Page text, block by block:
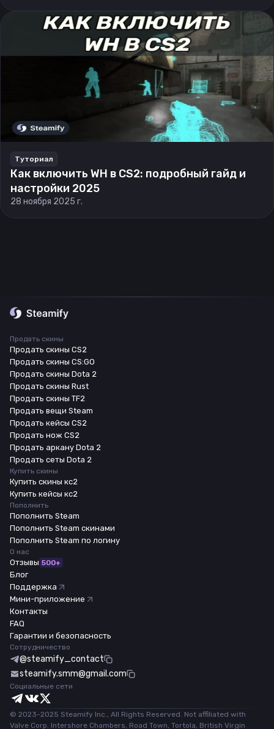
Туториал
Как включить WH в CS2: подробный гайд и
настройки 2025
28 ноября 2025 г.
Продать скины
Продать скины CS2
Продать скины CS:GO
Продать скины Dota 2
Продать скины Rust
Продать скины TF2
Продать вещи Steam
Продать кейсы CS2
Продать нож CS2
Продать аркану Dota 2
Продать сеты Dota 2
Купить скины
Купить скины кс2
Купить кейсы кс2
Пополнить
Пополнить Steam
Пополнить Steam скинами
Пополнить Steam по логину
О нас
Отзывы 500+
Блог
Поддержка
Мини-приложение
Контакты
FAQ
Гарантии и безопасность
Сотрудничество
@steamify_contact
steamify.smm@gmail.com
Социальные сети
© 2023-2025 Steamify Inc., All Rights Reserved. Not affiliated with
Valve Corp. Intershore Chambers, Road Town, Tortola, British Virgin